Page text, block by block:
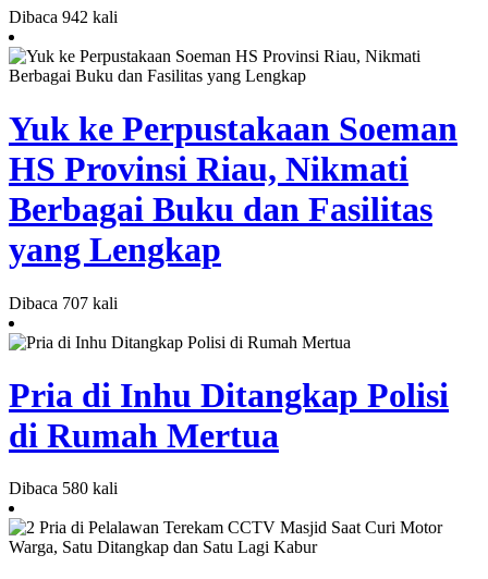
Dibaca 942 kali
Yuk ke Perpustakaan Soeman
HS Provinsi Riau, Nikmati
Berbagai Buku dan Fasilitas
yang Lengkap
Dibaca 707 kali
Pria di Inhu Ditangkap Polisi
di Rumah Mertua
Dibaca 580 kali